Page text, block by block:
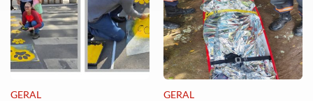
GERAL GERAL